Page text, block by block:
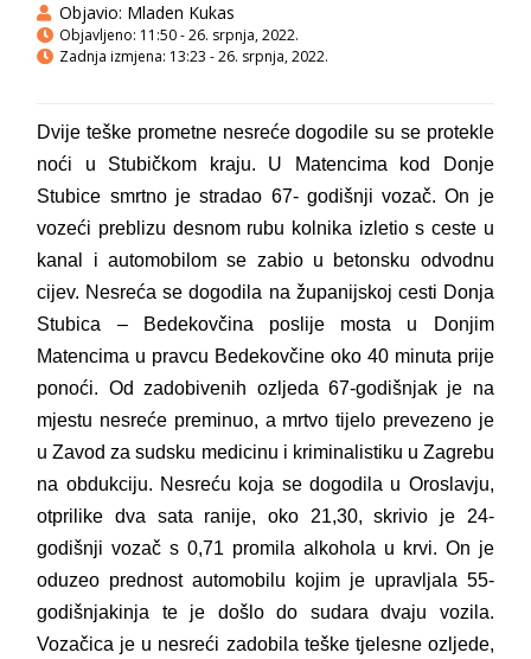
Objavio: Mladen Kukas
Objavljeno: 11:50 - 26. srpnja, 2022.
Zadnja izmjena: 13:23 - 26. srpnja, 2022.
Dvije teške prometne nesreće dogodile su se protekle
noći u Stubičkom kraju. U Matencima kod Donje
Stubice smrtno je stradao 67- godišnji vozač. On je
vozeći preblizu desnom rubu kolnika izletio s ceste u
kanal i automobilom se zabio u betonsku odvodnu
cijev. Nesreća se dogodila na županijskoj cesti Donja
Stubica – Bedekovčina poslije mosta u Donjim
Matencima u pravcu Bedekovčine oko 40 minuta prije
ponoći. Od zadobivenih ozljeda 67-godišnjak je na
mjestu nesreće preminuo, a mrtvo tijelo prevezeno je
u Zavod za sudsku medicinu i kriminalistiku u Zagrebu
na obdukciju. Nesreću koja se dogodila u Oroslavju,
otprilike dva sata ranije, oko 21,30, skrivio je 24-
godišnji vozač s 0,71 promila alkohola u krvi. On je
oduzeo prednost automobilu kojim je upravljala 55-
godišnjakinja te je došlo do sudara dvaju vozila.
Vozačica je u nesreći zadobila teške tjelesne ozljede,